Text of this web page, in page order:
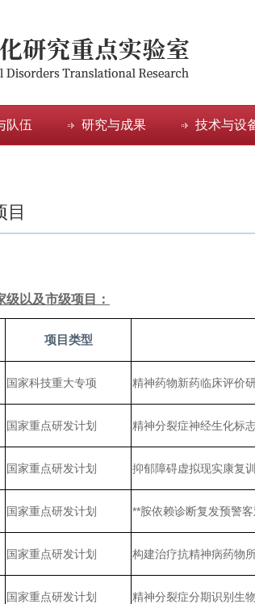
队伍 研究与成果 技术与设
目
级以及市级项目：
项目类型
国家科技重大专项 精神药物新药临床评价
国家重点研发计划 精神分裂症神经生化标
国家重点研发计划 抑郁障碍虚拟现实康复
国家重点研发计划 **胺依赖诊断复发预警
国家重点研发计划 构建治疗抗精神病药物
国家重点研发计划 精神分裂症分期识别生